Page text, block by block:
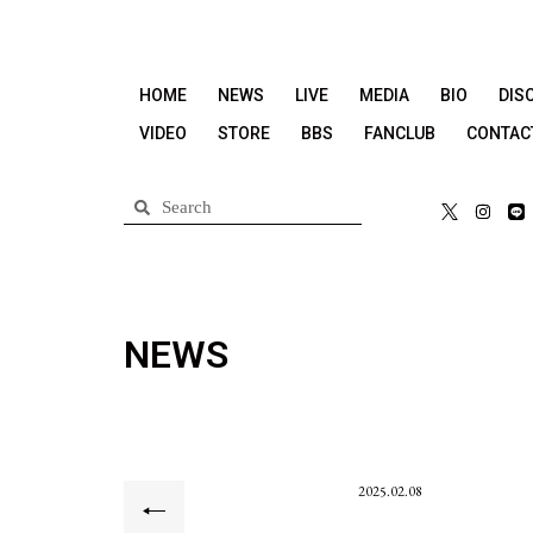
HOME NEWS LIVE MEDIA BIO
VIDEO
STORE BBS FANCLUB
NEWS
2025.02.08